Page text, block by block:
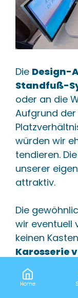
Die Design-
Standfuß-
oder an die
Aufgrund
würden wir
tendieren.
unserer
attraktiv.
Die
wir eventuell
keinen
Karosserie
Einsatz bei uns.
Home